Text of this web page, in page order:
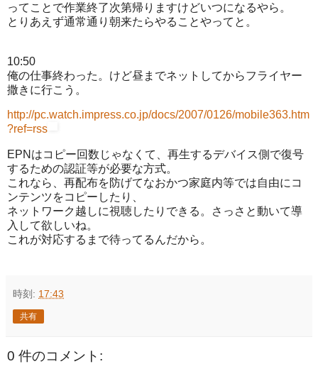
ってことで作業終了次第帰りますけどいつになるやら。
とりあえず通常通り朝来たらやることやってと。
10:50
俺の仕事終わった。けど昼までネットしてからフライヤー
撒きに行こう。
http://pc.watch.impress.co.jp/docs/2007/0126/mobile363.htm
?ref=rss
EPNはコピー回数じゃなくて、再生するデバイス側で復号
するための認証等が必要な方式。
これなら、再配布を防げてなおかつ家庭内等では自由にコ
ンテンツをコピーしたり、
ネットワーク越しに視聴したりできる。さっさと動いて導
入して欲しいね。
これが対応するまで待ってるんだから。
時刻: 17:43
共有
0 件のコメント: